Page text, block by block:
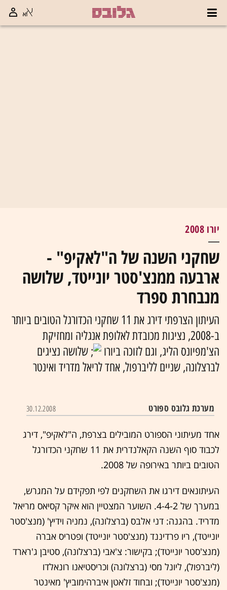
יורו 2008
שחקני השנה של ה"לאקיפ" -
ארבעה ממנצ'סטר יונייטד, שלושה
מנבחרת ספרד
העיתון הצרפתי דירג את 11 שחקני הכדורגל הטובים ביותר
ב-2008, נציגות מכובדת לאלופת אנגליה ומחזיקת
הצ'מפיונס הליג, וגם לזוכה ביורו
שלושה נציגים
לברצלונה, שניים לליברפול, אחד לריאל מדריד ואינטר
מערכת גלובס ספורט 30.12.2008
אחד מעיתוני הספורט המובילים בצרפת, ה"לאקיפ", דירג
לכבוד סוף השנה הקאלנדרית את 11 שחקני הכדורגל
הטובים ביותר באירופה של 2008.
העיתונאים דירגו את השחקנים לפי תפקידם על המגרש,
במערך של 4-4-2. השוער המצטיין הוא איקר קסיאס מריאל
מדריד. בהגנה: דני אלבס (ברצלונה), נמניה וידיץ' (מנצ'סטר
יונייטד), ריו פרדיננד (מנצ'סטר יונייטד) ופטריס אברה
(מנצ'סטר יונייטד); בקישור: צ'אבי (ברצלונה), סטיבן ג'רארד
(ליברפול), ליונל מסי (ברצלונה) וכריסטיאנו רונאלדו
(מנצ'סטר יונייטד); ובחוד זלאטן איברהימוביץ' מאינטר